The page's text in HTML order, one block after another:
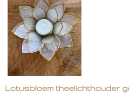
Lotusbloem theelichthouder